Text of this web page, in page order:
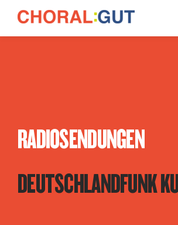
Zum
Inhalt
springen
RADIOSENDUNGEN
DEUTSCHLANDFUNK